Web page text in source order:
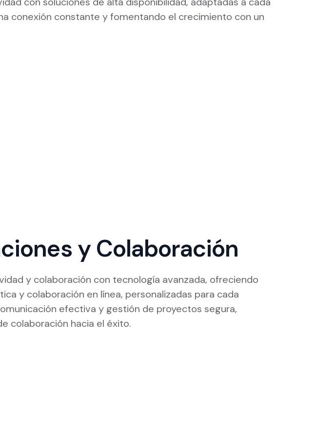
conexión constante y fomentando el crecimiento con un
y Colaboración
y colaboración con tecnología avanzada, ofreciendo
y colaboración en línea, personalizadas para cada
efectiva y gestión de proyectos segura,
colaboración hacia el éxito.